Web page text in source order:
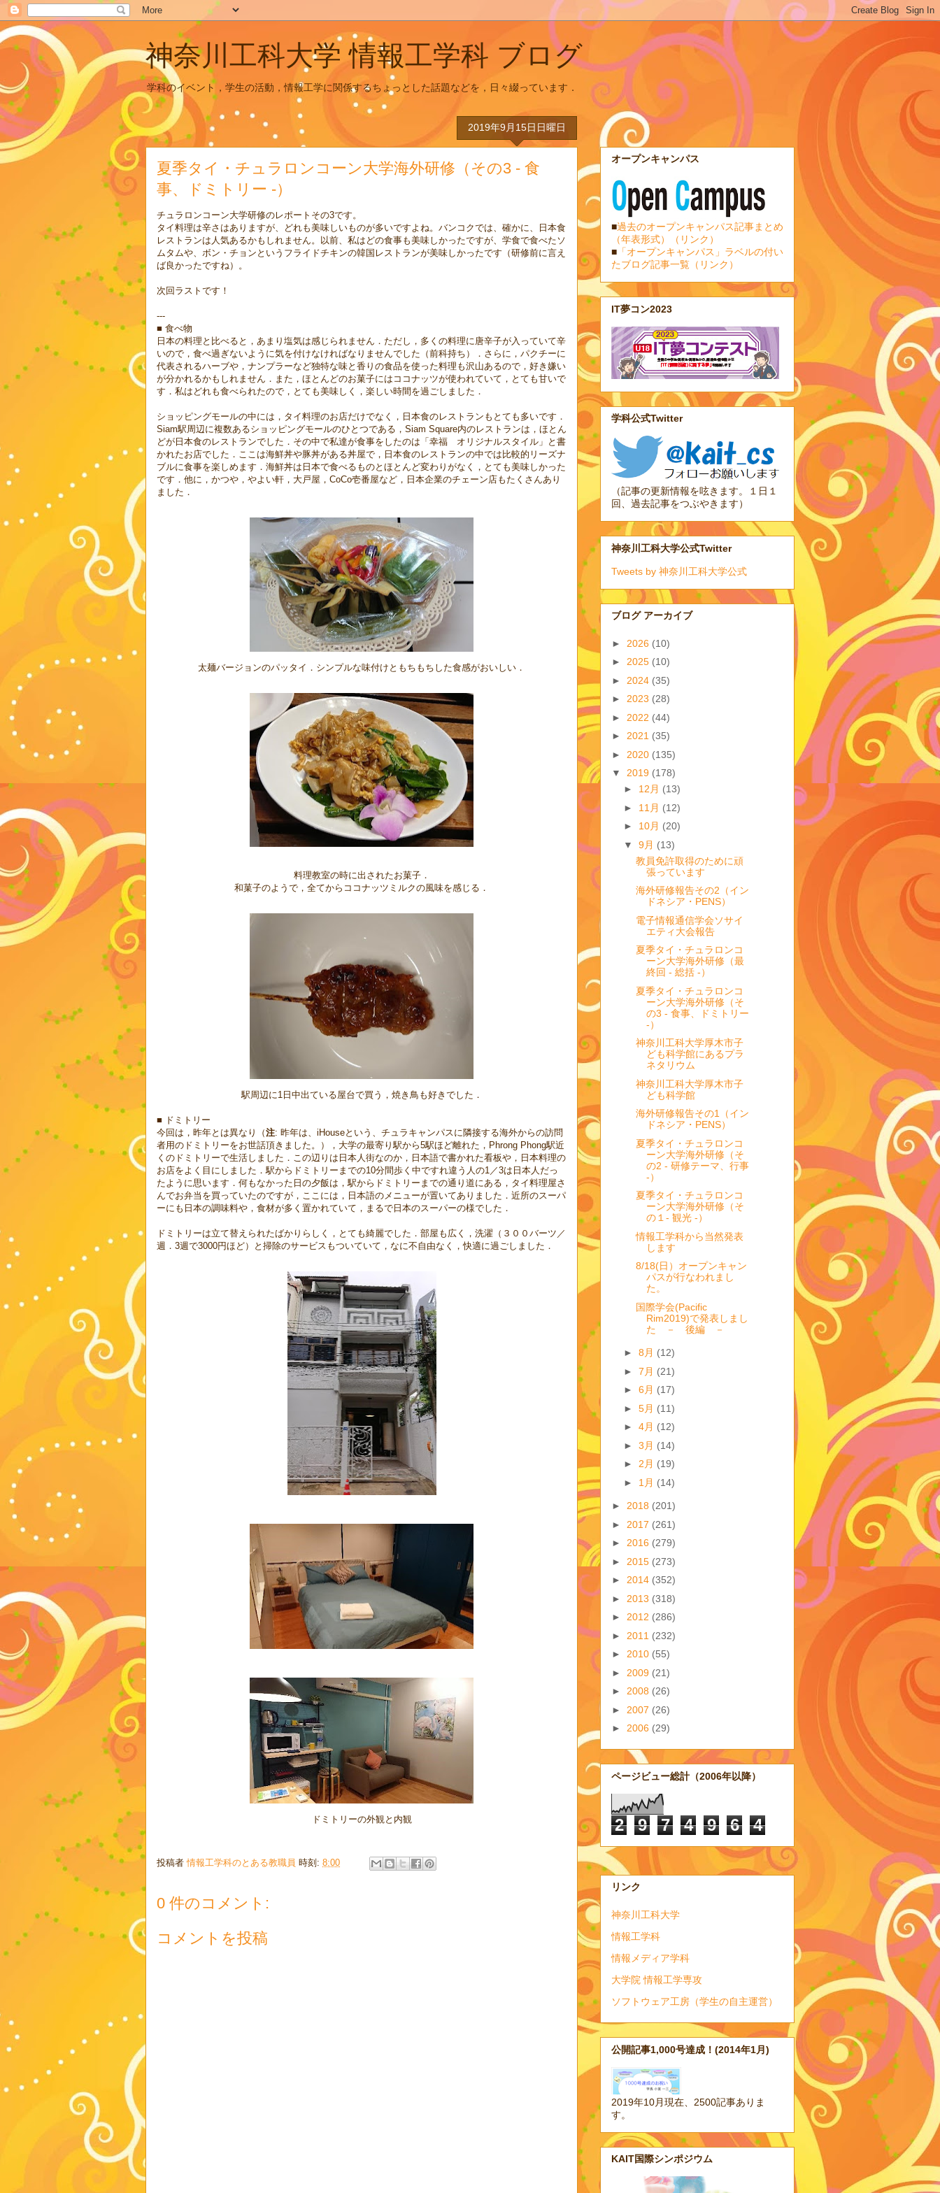
神奈川工科大学 情報工学科 ブログ
学科のイベント，学生の活動，情報工学に関係するちょっとした話題などを，日々綴っています．
2019年9月15日日曜日
夏季タイ・チュラロンコーン大学海外研修（その3 - 食
事、ドミトリー -）
チュラロンコーン大学研修のレポートその3です。
タイ料理は辛さはありますが、どれも美味しいものが多いですよね。バンコクでは、確かに、日本食
レストランは人気あるかもしれません。以前、私はどの食事も美味しかったですが、学食で食べたソ
ムタムや、ボン・チョンというフライドチキンの韓国レストランが美味しかったです（研修前に言え
ば良かったですね）。
次回ラストです！
---
■ 食べ物
日本の料理と比べると，あまり塩気は感じられません．ただし，多くの料理に唐辛子が入っていて辛
いので，食べ過ぎないように気を付けなければなりませんでした（前科持ち）．さらに，パクチーに
代表されるハーブや，ナンプラーなど独特な味と香りの食品を使った料理も沢山あるので，好き嫌い
が分かれるかもしれません．また，ほとんどのお菓子にはココナッツが使われていて，とても甘いで
す．私はどれも食べられたので，とても美味しく，楽しい時間を過ごしました．
ショッピングモールの中には，タイ料理のお店だけでなく，日本食のレストランもとても多いです．
Siam駅周辺に複数あるショッピングモールのひとつである，Siam Square内のレストランは，ほとん
どが日本食のレストランでした．その中で私達が食事をしたのは「幸福 オリジナルスタイル」と書
かれたお店でした．ここは海鮮丼や豚丼がある丼屋で，日本食のレストランの中では比較的リーズナ
ブルに食事を楽しめます．海鮮丼は日本で食べるものとほとんど変わりがなく，とても美味しかった
です．他に，かつや，やよい軒，大戸屋，CoCo壱番屋など，日本企業のチェーン店もたくさんあり
ました．
太麺バージョンのパッタイ．シンプルな味付けともちもちした食感がおいしい．
料理教室の時に出されたお菓子．
和菓子のようで，全てからココナッツミルクの風味を感じる．
駅周辺に1日中出ている屋台で買う，焼き鳥も好きでした．
■ ドミトリー
今回は，昨年とは異なり（注: 昨年は、iHouseという、チュラキャンパスに隣接する海外からの訪問
者用のドミトリーをお世話頂きました。），大学の最寄り駅から5駅ほど離れた，Phrong Phong駅近
くのドミトリーで生活しました．この辺りは日本人街なのか，日本語で書かれた看板や，日本料理の
お店をよく目にしました．駅からドミトリーまでの10分間歩く中ですれ違う人の1／3は日本人だっ
たように思います．何もなかった日の夕飯は，駅からドミトリーまでの通り道にある，タイ料理屋さ
んでお弁当を買っていたのですが，ここには，日本語のメニューが置いてありました．近所のスーパ
ーにも日本の調味料や，食材が多く置かれていて，まるで日本のスーパーの様でした．
ドミトリーは立て替えられたばかりらしく，とても綺麗でした．部屋も広く，洗濯（３００バーツ／
週．3週で3000円ほど）と掃除のサービスもついていて，なに不自由なく，快適に過ごしました．
ドミトリーの外観と内観
投稿者情報工学科のとある教職員 時刻: 8:00
0 件のコメント:
コメントを投稿
オープンキャンパス
■過去のオープンキャンパス記事まとめ
（年表形式）（リンク）
■ 「オープンキャンパス」ラベルの付い
たブログ記事一覧（リンク）
IT夢コン2023
学科公式Twitter
（記事の更新情報を呟きます。１日１
回、過去記事をつぶやきます）
神奈川工科大学公式Twitter
Tweets by 神奈川工科大学公式
ブログ アーカイブ
► 2026 (10)
► 2025 (10)
► 2024 (35)
► 2023 (28)
► 2022 (44)
► 2021 (35)
► 2020 (135)
▼ 2019 (178)
► 12月 (13)
► 11月 (12)
► 10月 (20)
▼ 9月 (13)
教員免許取得のために頑
張っています
海外研修報告その2（イン
ドネシア・PENS）
電子情報通信学会ソサイ
エティ大会報告
夏季タイ・チュラロンコ
ーン大学海外研修（最
終回 - 総括 -）
夏季タイ・チュラロンコ
ーン大学海外研修（そ
の3 - 食事、ドミトリー
-）
神奈川工科大学厚木市子
ども科学館にあるプラ
ネタリウム
神奈川工科大学厚木市子
ども科学館
海外研修報告その1（イン
ドネシア・PENS）
夏季タイ・チュラロンコ
ーン大学海外研修（そ
の2 - 研修テーマ、行事
-）
夏季タイ・チュラロンコ
ーン大学海外研修（そ
の１- 観光 -）
情報工学科から当然発表
します
8/18(日）オープンキャン
パスが行なわれまし
た。
国際学会(Pacific
Rim2019)で発表しまし
た － 後編 －
► 8月 (12)
► 7月 (21)
► 6月 (17)
► 5月 (11)
► 4月 (12)
► 3月 (14)
► 2月 (19)
► 1月 (14)
► 2018 (201)
► 2017 (261)
► 2016 (279)
► 2015 (273)
► 2014 (352)
► 2013 (318)
► 2012 (286)
► 2011 (232)
► 2010 (55)
► 2009 (21)
► 2008 (26)
► 2007 (26)
► 2006 (29)
ページビュー総計（2006年以降）
2 9 7 4 9 6 4
リンク
神奈川工科大学
情報工学科
情報メディア学科
大学院 情報工学専攻
ソフトウェア工房（学生の自主運営）
公開記事1,000号達成！(2014年1月)
2019年10月現在、2500記事ありま
す。
KAIT国際シンポジウム